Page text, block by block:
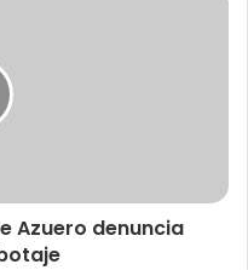
Azuero denuncia